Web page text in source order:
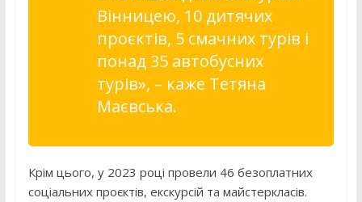
Вінницею, 10 дитячих
проєктів, 5 смачних турів і
понад 35 автобусних
турів», – каже Тетяна
Маєвська.
Крім цього, у 2023 році провели 46 безоплатних
соціальних проєктів, екскурсій та майстеркласів.